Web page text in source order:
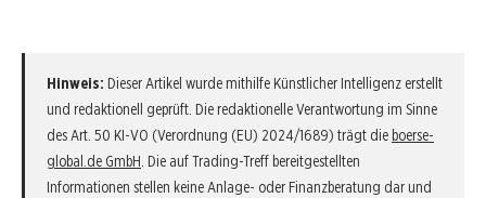
Hinweis: Dieser Artikel wurde mithilfe Künstlicher Intelligenz erstellt
und redaktionell geprüft. Die redaktionelle Verantwortung im Sinne
des Art. 50 KI-VO (Verordnung (EU) 2024/1689) trägt die boerse-
global.de GmbH . Die auf Trading-Treff bereitgestellten
Informationen stellen keine Anlage- oder Finanzberatung dar und